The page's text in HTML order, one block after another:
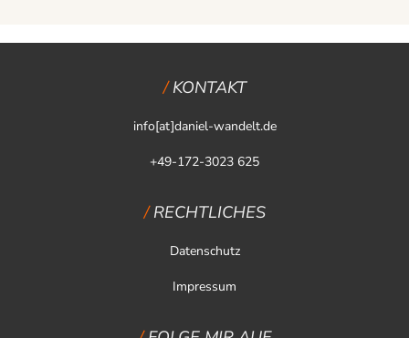
KONTAKT
info[at]daniel-wandelt.de
+49-172-3023 625
RECHTLICHES
Datenschutz
Impressum